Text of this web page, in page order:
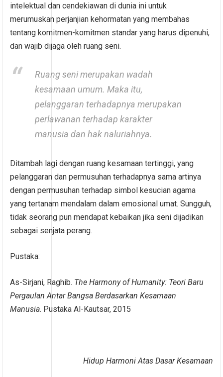
intelektual dan cendekiawan di dunia ini untuk
merumuskan perjanjian kehormatan yang membahas
tentang komitmen-komitmen standar yang harus dipenuhi,
dan wajib dijaga oleh ruang seni.
Ruang seni merupakan wadah
kesamaan umum. Maka itu,
pelanggaran terhadapnya merupakan
perlawanan terhadap karakter
manusia dan hak naluriahnya.
Ditambah lagi dengan ruang kesamaan tertinggi, yang
pelanggaran dan permusuhan terhadapnya sama artinya
dengan permusuhan terhadap simbol kesucian agama
yang tertanam mendalam dalam emosional umat. Sungguh,
tidak seorang pun mendapat kebaikan jika seni dijadikan
sebagai senjata perang.
Pustaka:
As-Sirjani, Raghib. The Harmony of Humanity: Teori Baru
Pergaulan Antar Bangsa Berdasarkan Kesamaan
Manusia. Pustaka Al-Kautsar, 2015
Hidup Harmoni Atas Dasar Kesamaan